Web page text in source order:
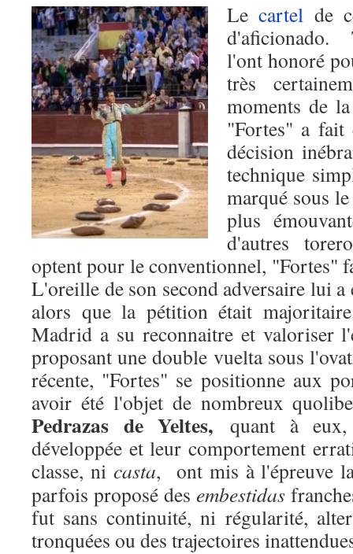
Lecartel de
d'aficionado.
l'ont honoré
très
moments de
"Fortes" a fait
décision
technique
marqué sous
plus
d'autres
optent pour le conventionnel, "Fortes"
L'oreille de son second adversaire lui a
alors que la pétition était
Madrid a su reconnaitre et valoriser
proposant une double vuelta sous
récente, "Fortes" se positionne aux
avoir été l'objet de nombreux
Pedrazas de Yeltes, quant à
développée et leur comportement
classe, ni casta,
ont mis à l'épreuve
parfois proposé des embestidas
fut sans continuité, ni régularité,
tronquées ou des trajectoires